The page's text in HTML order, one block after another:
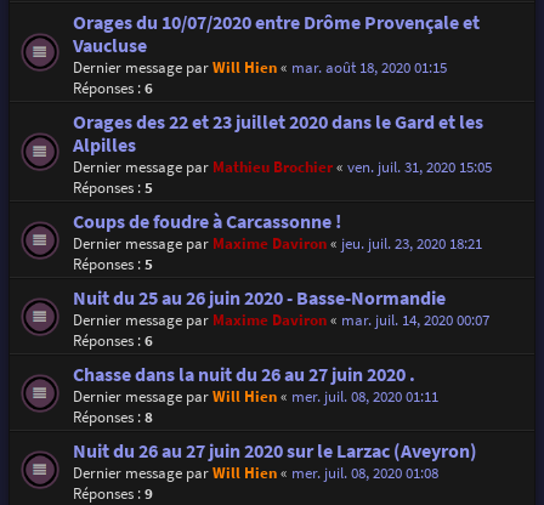
Orages du 10/07/2020 entre Drôme Provençale et
Vaucluse
Dernier message parWill Hien« mar. août 18, 2020 01:15
Réponses :6
Orages des 22 et 23 juillet 2020 dans le Gard et les
Alpilles
Dernier message par Mathieu Brochier« ven. juil. 31, 2020 15:05
Réponses :5
Coups de foudre à Carcassonne !
Dernier message par Maxime Daviron« jeu. juil. 23, 2020 18:21
Réponses :5
Nuit du 25 au 26 juin 2020 - Basse-Normandie
Dernier message par Maxime Daviron« mar. juil. 14, 2020 00:07
Réponses :6
Chasse dans la nuit du 26 au 27 juin 2020 .
Dernier message parWill Hien« mer. juil. 08, 2020 01:11
Réponses :8
Nuit du 26 au 27 juin 2020 sur le Larzac (Aveyron)
Dernier message parWill Hien« mer. juil. 08, 2020 01:08
Réponses :9